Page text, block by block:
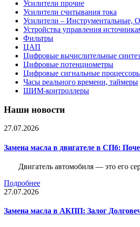
Усилители прочие
Усилители считывания тока
Усилители – Инструментальные,
Устройства управления
Фильтры
ЦАП
Цифровые вычислительные
Цифровые потенциометры
Цифровые сигнальные
Часы реального времени, таймеры
ШИМ-контроллеры
Наши новости
27.07.2026
Замена масла в двигателе в СПб:
Двигатель автомобиля — это его
Подробнее
27.07.2026
Замена масла в АКПП: Залог